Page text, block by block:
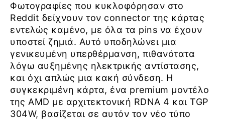
Φωτογραφίες που κυκλοφόρησαν στο
Reddit δείχνουν τον connector της κάρτας
εντελώς καμένο, με όλα τα pins να έχουν
υποστεί ζημιά. Αυτό υποδηλώνει μια
γενικευμένη υπερθέρμανση, πιθανότατα
λόγω αυξημένης ηλεκτρικής αντίστασης,
και όχι απλώς μια κακή σύνδεση. Η
συγκεκριμένη κάρτα, ένα premium μοντέλο
της AMD με αρχιτεκτονική RDNA 4 και TGP
304W, βασίζεται σε αυτόν τον νέο τύπο